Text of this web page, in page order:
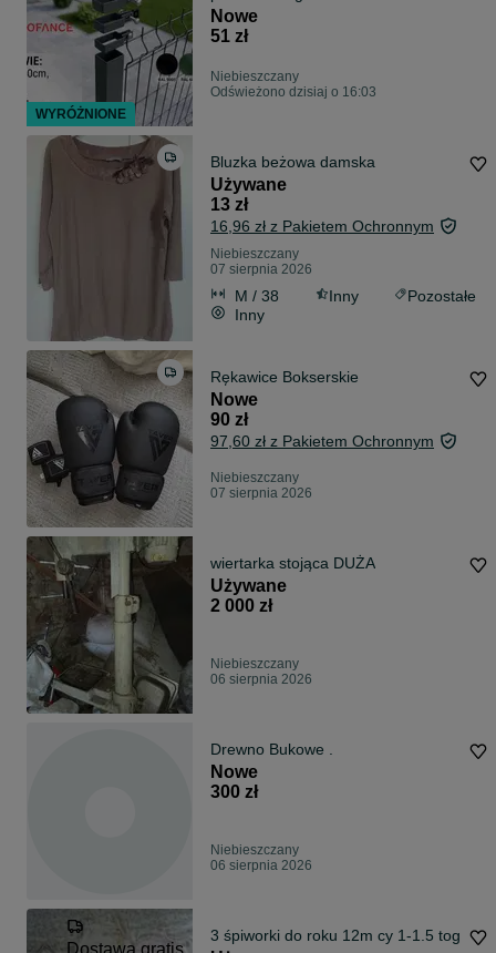
PRODUCENTA
Nowe
51 zł
Niebieszczany
Odświeżono dzisiaj o 16:03
Bluzka beżowa damska
Używane
13 zł
16,96 zł z Pakietem Ochronnym
Niebieszczany
07 sierpnia 2026
M / 38 Inny
Pozostałe
Inny
Rękawice Bokserskie
Nowe
90 zł
97,60 zł z Pakietem Ochronnym
Niebieszczany
07 sierpnia 2026
wiertarka stojąca DUŻA
Używane
2 000 zł
Niebieszczany
06 sierpnia 2026
Drewno Bukowe .
Nowe
300 zł
Niebieszczany
06 sierpnia 2026
3 śpiworki do roku 12m cy 1-1.5 tog
WYRÓŻNIONE